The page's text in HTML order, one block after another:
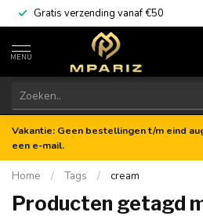
Gratis verzending vanaf €50
MENU
Vakantie: Geen bestellingen t/m eind
een e-mail.
Home / Tags / cream
Producten getagd